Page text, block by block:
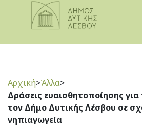
Αρχική>Άλλα>
Δράσεις ευαισθητοποίησης
τον Δήμο Δυτικής Λέσβου σε
νηπιαγωγεία